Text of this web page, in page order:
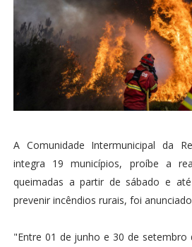
A Comunidade Intermunicipal da
integra 19 municípios, proíbe a
queimadas a partir de sábado e
prevenir incêndios rurais, foi
"Entre 01 de junho e 30 de setembro